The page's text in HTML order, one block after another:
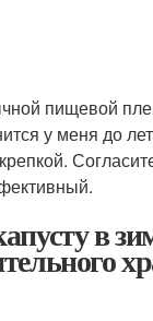
пищевой
у меня до
в